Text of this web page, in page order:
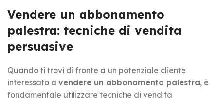
Vendere un abbonamento
palestra: tecniche di vendita
persuasive
Quando ti trovi di fronte a un potenziale cliente
interessato a vendere un abbonamento palestra, è
fondamentale utilizzare tecniche di vendita